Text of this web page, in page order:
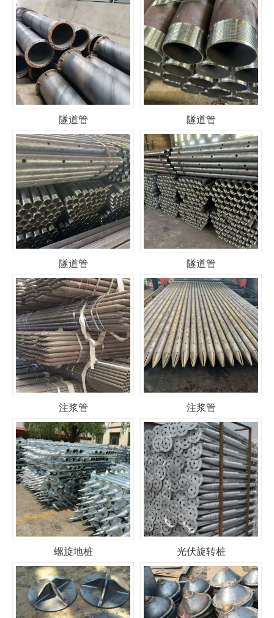
隧道管 隧道管
隧道管 隧道管
注浆管 注浆管
螺旋地桩 光伏旋转桩